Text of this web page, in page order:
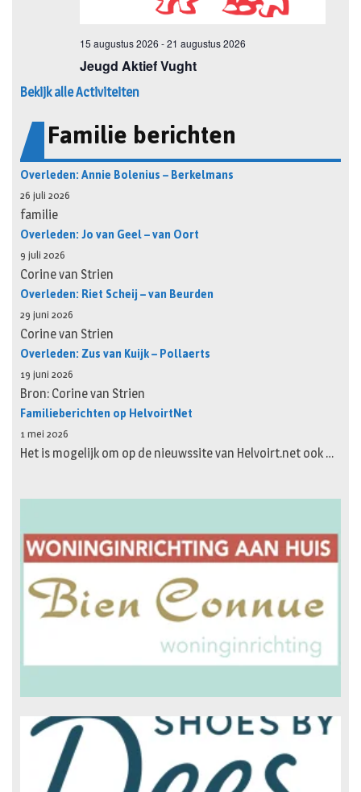
Bekijk alle Activiteiten
Familie berichten
Overleden: Annie Bolenius – Berkelmans
26 juli 2026
familie
Overleden: Jo van Geel – van Oort
9 juli 2026
Corine van Strien
Overleden: Riet Scheij – van Beurden
29 juni 2026
Corine van Strien
Overleden: Zus van Kuijk – Pollaerts
19 juni 2026
Bron: Corine van Strien
Familieberichten op HelvoirtNet
1 mei 2026
Het is mogelijk om op de nieuwssite van Helvoirt.net ook …